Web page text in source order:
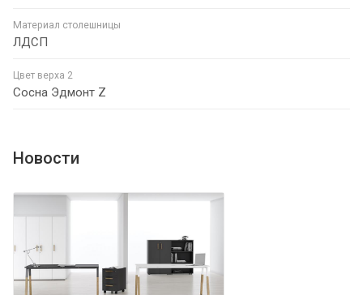
Материал столешницы
ЛДСП
Цвет верха 2
Сосна Эдмонт Z
Новости